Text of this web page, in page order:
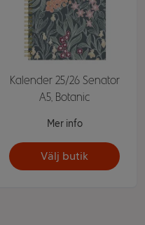
Kalender 25/26 Senator
A5, Botanic
Mer info
Välj butik